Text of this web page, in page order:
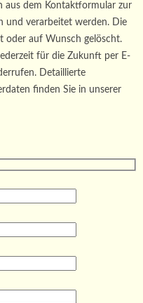
aus dem Kontaktformular zur
und verarbeitet werden. Die
oder auf Wunsch gelöscht.
für die Zukunft per E-
Detaillierte
finden Sie in unserer